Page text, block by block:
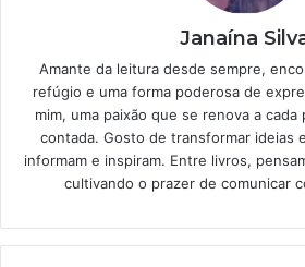
Janaína
Amante da leitura desde sempre,
refúgio e uma forma poderosa de
mim, uma paixão que se renova a cada
contada. Gosto de transformar ideias
informam e inspiram. Entre livros,
cultivando o prazer de comunicar